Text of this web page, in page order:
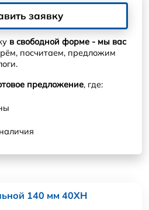
заявку
в свободной форме - мы вас
посчитаем, предложим
предложение, где:
140 мм 40ХН